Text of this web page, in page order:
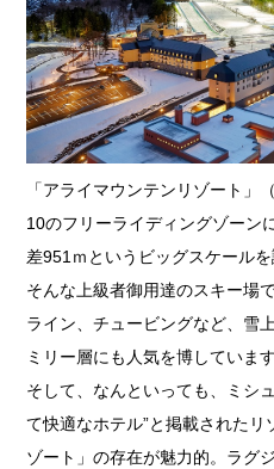
「アライマウンテンリゾート」
10のフリーライディングゾーン
差951ｍというビッグスケールを
そんな上級者御用達のスキー場
ライン、チュービングなど、雪
ミリー層にも人気を博しています
そして、なんといっても、ミシ
て快適なホテル”と掲載された
ゾート」の存在が魅力的。ラグ